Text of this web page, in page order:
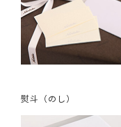
熨斗（のし）